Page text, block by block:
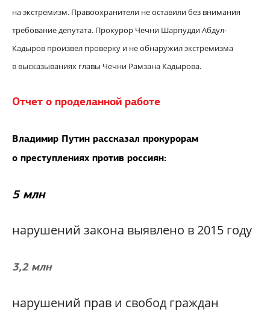
на экстремизм. Правоохранители не оставили без внимания
требование депутата. Прокурор Чечни Шарпудди Абдул-
Кадыров произвел проверку и не обнаружил экстремизма
в высказываниях главы Чечни Рамзана Кадырова.
Отчет о проделанной работе
Владимир Путин рассказал прокурорам
о преступлениях против россиян:
5 млн
нарушений закона выявлено в 2015 году
3,2 млн
нарушений прав и свобод граждан